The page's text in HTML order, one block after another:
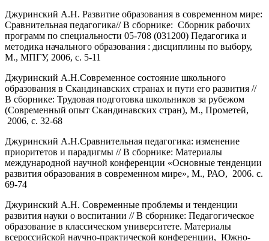
Джуринский А.Н. Развитие образования в современном мире:
Сравнительная педагогика// В сборнике: Сборник рабочих
программ по специальности 05-708 (031200) Педагогика и
методика начального образования : дисциплины по выбору,
М., МПГУ, 2006, с. 5-11
Джуринский А.Н.Современное состояние школьного
образования в Скандинавских странах и пути его развития //
В сборнике: Трудовая подготовка школьников за рубежом
(Современный опыт Скандинавских стран), М., Прометей,
2006, с. 32-68
Джуринский А.Н.Сравнительная педагогика: изменение
приоритетов и парадигмы // В сборнике: Материалы
международной научной конференции «Основные тенденции
развития образования в современном мире», М., РАО, 2006. с.
69-74
Джуринский А.Н. Современные проблемы и тенденции
развития науки о воспитании // В сборнике: Педагогическое
образование в классическом университете. Материалы
всероссийской научно-практической конференции, Южно-